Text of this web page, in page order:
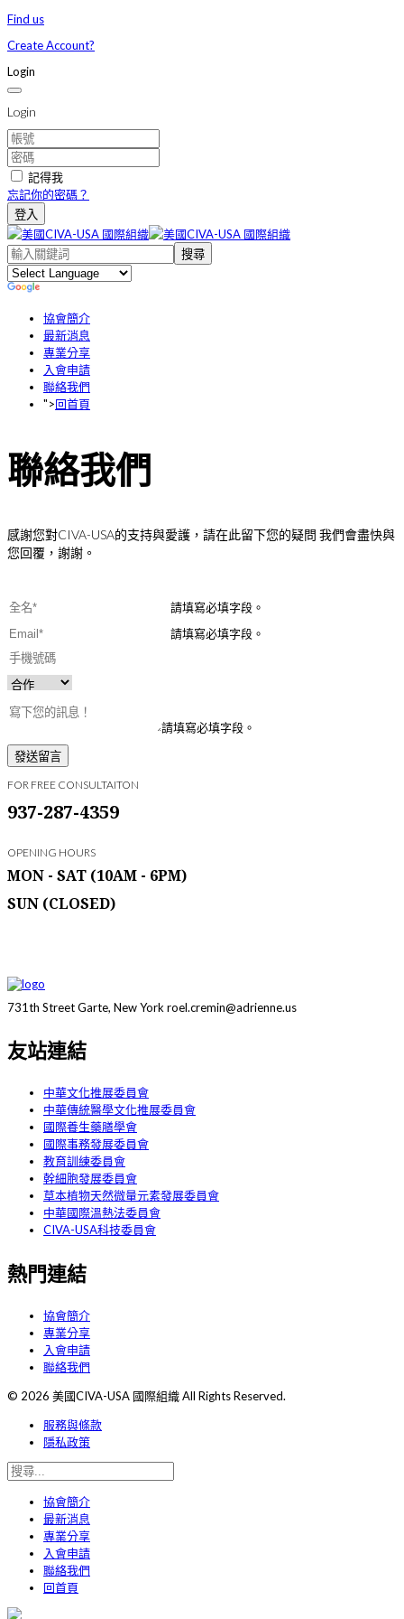
Find us
Create Account?
Login
Login
記得我
忘記你的密碼？
登入
搜尋
協會簡介
最新消息
專業分享
入會申請
聯絡我們
">回首頁
聯絡我們
感謝您對CIVA-USA的支持與愛護，請在此留下您的疑問 我們會盡快與
您回覆，謝謝。
請填寫必填字段。
請填寫必填字段。
請填寫必填字段。
發送留言
FOR FREE CONSULTAITON
937-287-4359
OPENING HOURS
MON - SAT (10AM - 6PM)
SUN (CLOSED)
731th Street Garte, New York roel.cremin@adrienne.us
友站連結
中華文化推展委員會
中華傳統醫學文化推展委員會
國際養生藥膳學會
國際事務發展委員會
教育訓練委員會
幹細胞發展委員會
草本植物天然微量元素發展委員會
中華國際溫熱法委員會
CIVA-USA科技委員會
熱門連結
協會簡介
專業分享
入會申請
聯絡我們
© 2026 美國CIVA-USA 國際組織 All Rights Reserved.
服務與條款
隱私政策
協會簡介
最新消息
專業分享
入會申請
聯絡我們
回首頁